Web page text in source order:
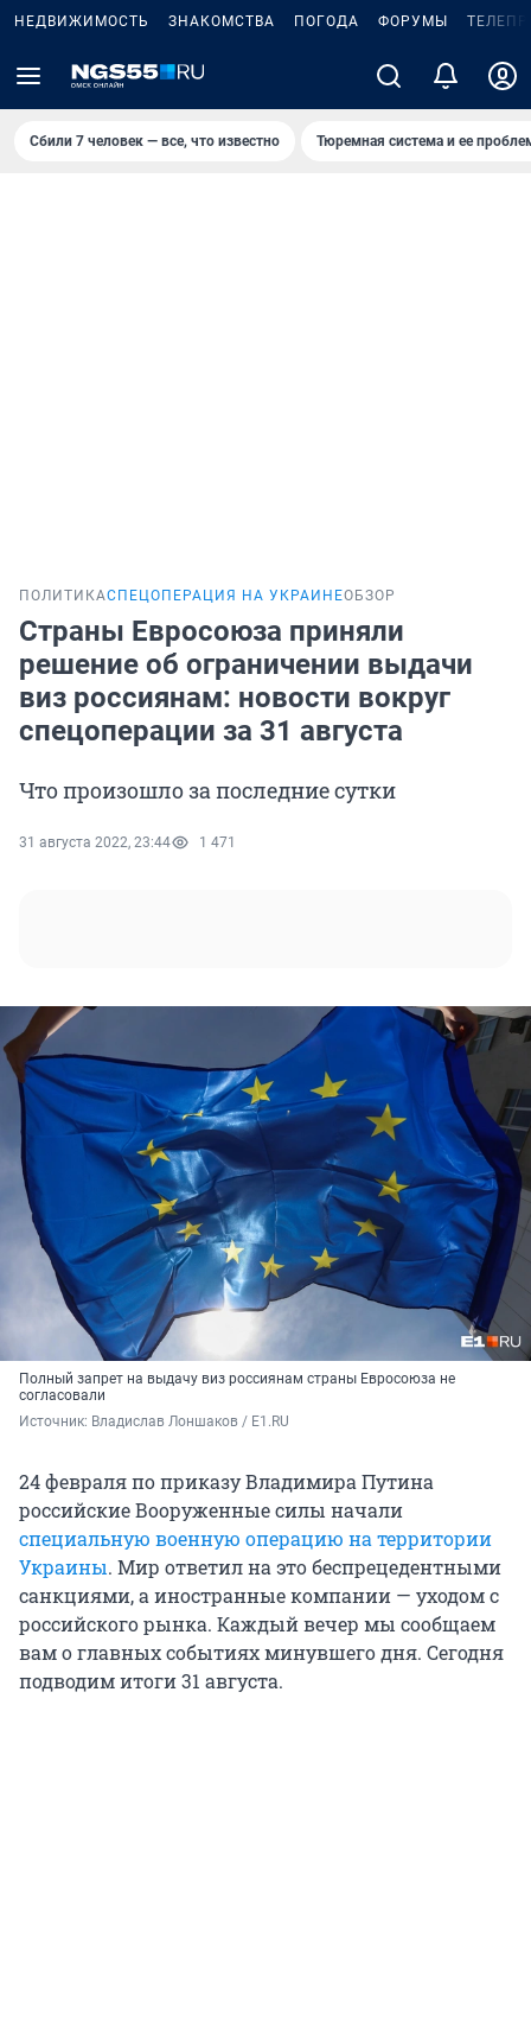
НЕДВИЖИМОСТЬ ЗНАКОМСТВА ПОГОДА ФОРУМЫ
Сбили 7 человек — все, что известно Тюремная система и ее
ПОЛИТИКАСПЕЦОПЕРАЦИЯ НА УКРАИНЕОБЗОР
Страны Евросоюза приняли
решение об ограничении выдачи
виз россиянам: новости вокруг
спецоперации за 31 августа
Что произошло за последние сутки
31 августа 2022, 23:44 1 471
Полный запрет на выдачу виз россиянам страны Евросоюза не
согласовали
Источник: Владислав Лоншаков / E1.RU
24 февраля по приказу Владимира Путина
российские Вооруженные силы начали
специальную военную операцию на территории
Украины. Мир ответил на это беспрецедентными
санкциями, а иностранные компании — уходом с
российского рынка. Каждый вечер мы сообщаем
вам о главных событиях минувшего дня. Сегодня
подводим итоги 31 августа.